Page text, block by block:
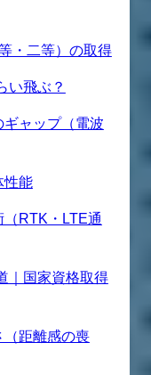
・二等）の取得
い飛ぶ？
ャップ（電波
性能
RTK・LTE通
｜国家資格取得
（距離感の喪